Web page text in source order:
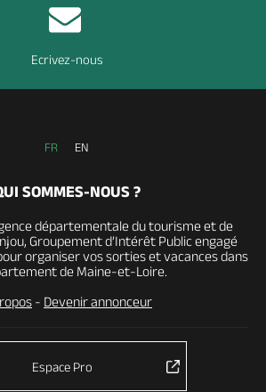
Ecrivez-nous
FR EN
SOMMES-NOUS ?
départementale du tourisme et de
Groupement d’Intérêt Public engagé
organiser vos sorties et vacances dans
de Maine-et-Loire.
- Devenir annonceur
Espace Pro